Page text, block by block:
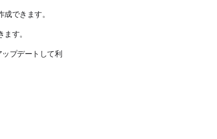
できます。
す。
プデートして利